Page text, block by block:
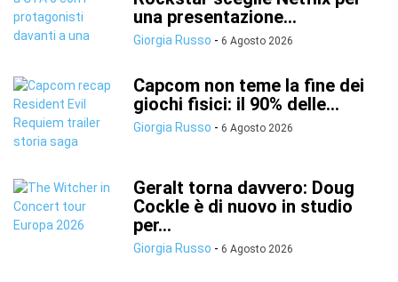
una presentazione...
Giorgia Russo - 6 Agosto 2026
Capcom non teme la fine dei
giochi fisici: il 90% delle...
Giorgia Russo - 6 Agosto 2026
Geralt torna davvero: Doug
Cockle è di nuovo in studio
per...
Giorgia Russo - 6 Agosto 2026